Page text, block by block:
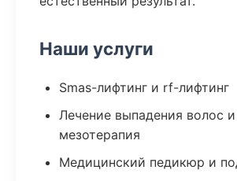
Наши услуги
Smas-лифтинг и rf-лифтинг
Лечение выпадения волос и
мезотерапия
Медицинский педикюр и